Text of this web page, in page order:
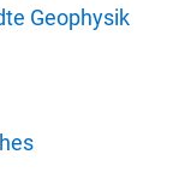
Geophysik